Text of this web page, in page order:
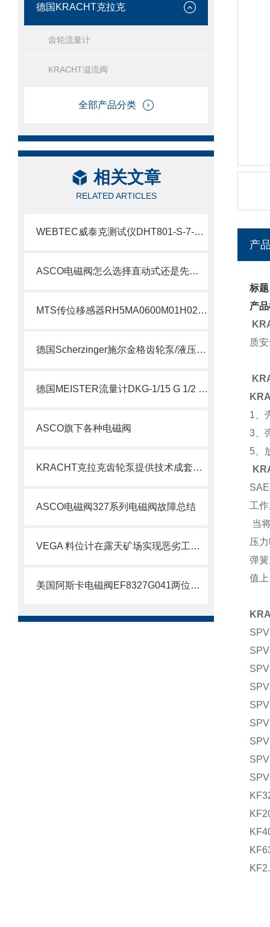
德国KRACHT克拉克
齿轮流量计
KRACHT溢流阀
全部产品分类
相关文章
RELATED ARTICLES
WEBTEC威泰克测试仪DHT801-S-7-L介绍
ASCO电磁阀怎么选择直动式还是先导式？
MTS传位移感器RH5MA0600M01H021S1011G8现货支持
德国Scherzinger施尔金格齿轮泵/液压泵供应说明
德国MEISTER流量计DKG-1/15 G 1/2 VA NOC 说明
ASCO旗下各种电磁阀
KRACHT克拉克齿轮泵提供技术成套组装
ASCO电磁阀327系列电磁阀故障总结
VEGA 料位计在露天矿场实现恶劣工况下的精准测量
美国阿斯卡电磁阀EF8327G041两位四通技术
产
标
产
质
1
3
5
工
当
压
弹
值